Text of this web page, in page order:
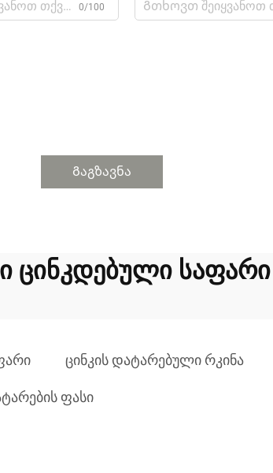
0/100
Გაგზავნა
ცინკდებული საფარი
ცინკის დატარებული რკინა
ფასი